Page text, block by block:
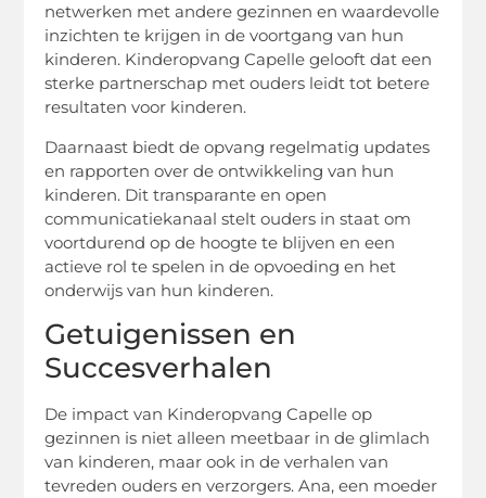
netwerken met andere gezinnen en waardevolle
inzichten te krijgen in de voortgang van hun
kinderen. Kinderopvang Capelle gelooft dat een
sterke partnerschap met ouders leidt tot betere
resultaten voor kinderen.
Daarnaast biedt de opvang regelmatig updates
en rapporten over de ontwikkeling van hun
kinderen. Dit transparante en open
communicatiekanaal stelt ouders in staat om
voortdurend op de hoogte te blijven en een
actieve rol te spelen in de opvoeding en het
onderwijs van hun kinderen.
Getuigenissen en
Succesverhalen
De impact van Kinderopvang Capelle op
gezinnen is niet alleen meetbaar in de glimlach
van kinderen, maar ook in de verhalen van
tevreden ouders en verzorgers. Ana, een moeder